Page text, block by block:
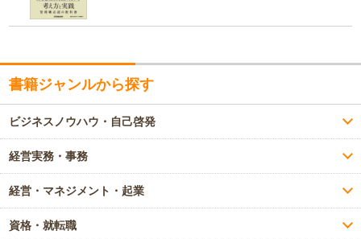
書籍ジャンルから探す
ビジネスノウハウ・自己啓発
経営実務・事務
経営・マネジメント・起業
資格・就転職